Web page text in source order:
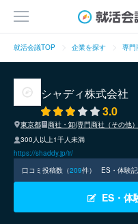
就活会議TOP 企業を探す 専門
シャディ株式会社
3.0
東京都
商社・卸(専門商社（その他
300人以上1千人未満
https://shaddy.jp/ir/
口コミ投稿数（209件） ES・体験
ES・体